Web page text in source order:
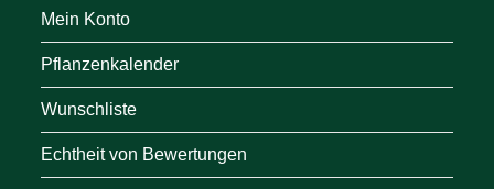
Mein Konto
Pflanzenkalender
Wunschliste
Echtheit von Bewertungen